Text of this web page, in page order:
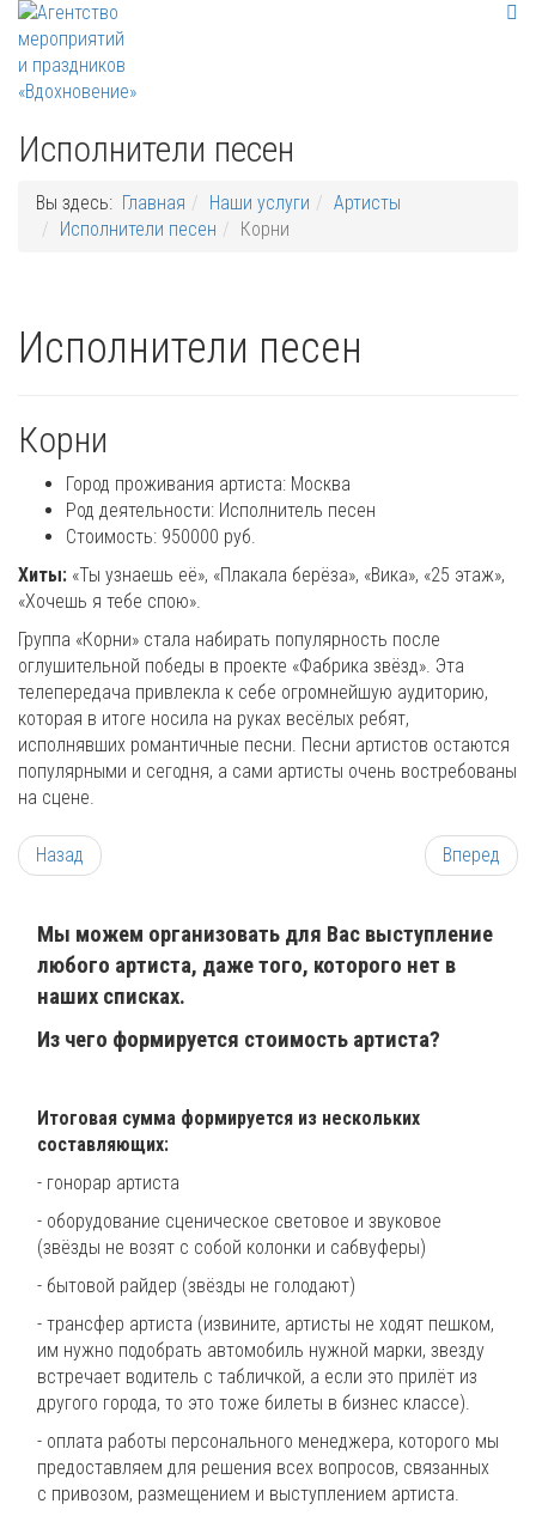
Исполнители песен
Вы здесь: Главная Наши услуги
Артисты
Исполнители песен
Корни
Исполнители песен
Корни
Город проживания артиста: Москва
Род деятельности: Исполнитель песен
Стоимость: 950000 руб.
Хиты: «Ты узнаешь её», «Плакала берёза», «Вика», «25 этаж»,
«Хочешь я тебе спою».
Группа «Корни» стала набирать популярность после
оглушительной победы в проекте «Фабрика звёзд». Эта
телепередача привлекла к себе огромнейшую аудиторию,
которая в итоге носила на руках весёлых ребят,
исполнявших романтичные песни. Песни артистов остаются
популярными и сегодня, а сами артисты очень востребованы
на сцене.
Назад Вперед
Мы можем организовать для Вас выступление
любого артиста, даже того, которого нет в
наших списках.
Из чего формируется стоимость артиста?
Итоговая сумма формируется из нескольких
составляющих:
- гонорар артиста
- оборудование сценическое световое и звуковое
(звёзды не возят с собой колонки и сабвуферы)
- бытовой райдер (звёзды не голодают)
- трансфер артиста (извините, артисты не ходят пешком,
им нужно подобрать автомобиль нужной марки, звезду
встречает водитель с табличкой, а если это прилёт из
другого города, то это тоже билеты в бизнес классе).
- оплата работы персонального менеджера, которого мы
предоставляем для решения всех вопросов, связанных
с привозом, размещением и выступлением артиста.